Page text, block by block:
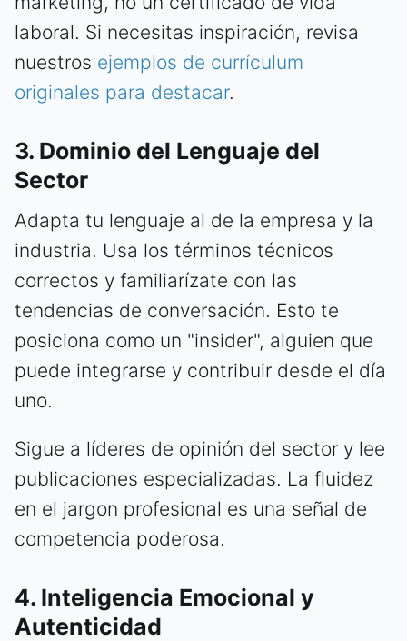
laboral. Si necesitas inspiración, revisa
nuestros ejemplos de currículum
originales para destacar.
3. Dominio del Lenguaje del
Sector
Adapta tu lenguaje al de la empresa y la
industria. Usa los términos técnicos
correctos y familiarízate con las
tendencias de conversación. Esto te
posiciona como un "insider", alguien que
puede integrarse y contribuir desde el día
uno.
Sigue a líderes de opinión del sector y lee
publicaciones especializadas. La fluidez
en el jargon profesional es una señal de
competencia poderosa.
4. Inteligencia Emocional y
Autenticidad